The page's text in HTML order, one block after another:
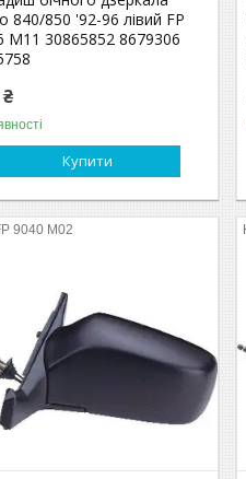
840/850 '92-96 лівий FP
M11 30865852 8679306
Купити
9040 M02